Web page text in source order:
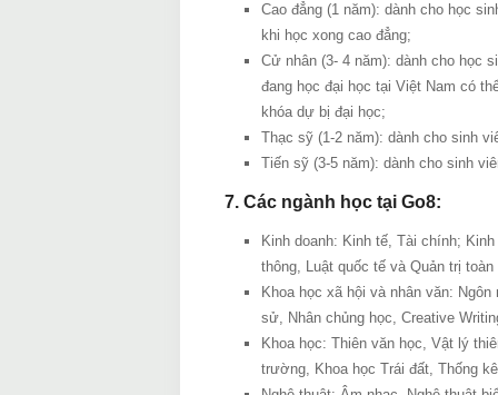
Cao đẳng (1 năm): dành cho học
khi học xong cao đẳng;
Cử nhân (3- 4 năm): dành cho học
đang học đại học tại Việt Nam có
khóa dự bị đại học;
Thạc sỹ (1-2 năm): dành cho sinh
Tiến sỹ (3-5 năm): dành cho sinh
7. Các ngành học tại Go8:
Kinh doanh: Kinh tế, Tài chính;
thông, Luật quốc tế và Quản trị
Khoa học xã hội và nhân văn:
sử, Nhân chủng học, Creative
Khoa học: Thiên văn học, Vật lý
trường, Khoa học Trái đất, Thống